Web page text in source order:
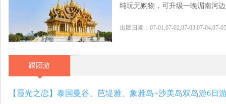
纯玩无购物，可升级一晚湄南河
出团日期：07-01,07-02,07-03,07-04,07-
跟团游
【霞光之恋】泰国曼谷、芭堤雅、象雅岛+沙美岛双岛游6日